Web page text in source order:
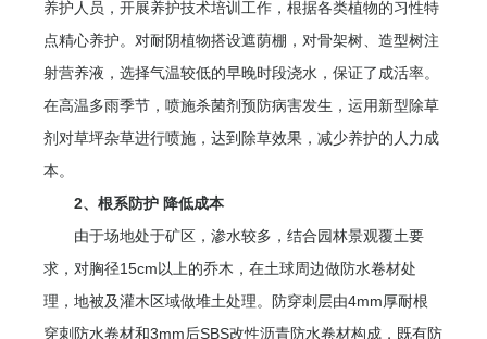
养护人员，开展养护技术培训工作，根据各类植物的习性特
点精心养护。对耐阴植物搭设遮荫棚，对骨架树、造型树注
射营养液，选择气温较低的早晚时段浇水，保证了成活率。
在高温多雨季节，喷施杀菌剂预防病害发生，运用新型除草
剂对草坪杂草进行喷施，达到除草效果，减少养护的人力成
本。
2、根系防护 降低成本
由于场地处于矿区，渗水较多，结合园林景观覆土要
求，对胸径15cm以上的乔木，在土球周边做防水卷材处
理，地被及灌木区域做堆土处理。防穿刺层由4mm厚耐根
穿刺防水卷材和3mm后SBS改性沥青防水卷材构成，既有防